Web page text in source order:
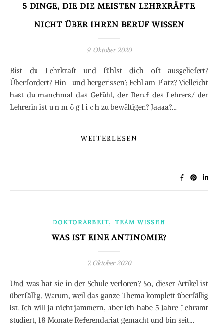
5 DINGE, DIE DIE MEISTEN LEHRKRÄFTE
NICHT ÜBER IHREN BERUF WISSEN
9. Oktober 2020
Bist du Lehrkraft und fühlst dich oft ausgeliefert?
Überfordert? Hin- und hergerissen? Fehl am Platz? Vielleicht
hast du manchmal das Gefühl, der Beruf des Lehrers/ der
Lehrerin ist u n m ö g l i c h zu bewältigen? Jaaaa?…
WEITERLESEN
DOKTORARBEIT, TEAM WISSEN
WAS IST EINE ANTINOMIE?
7. Oktober 2020
Und was hat sie in der Schule verloren? So, dieser Artikel ist
überfällig. Warum, weil das ganze Thema komplett überfällig
ist. Ich will ja nicht jammern, aber ich habe 5 Jahre Lehramt
studiert, 18 Monate Referendariat gemacht und bin seit…